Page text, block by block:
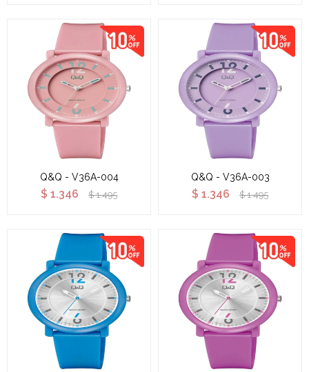
Q&Q - V36A-004
$ 1.346 $ 1.495
Q&Q - V36A-003
$ 1.346 $ 1.495